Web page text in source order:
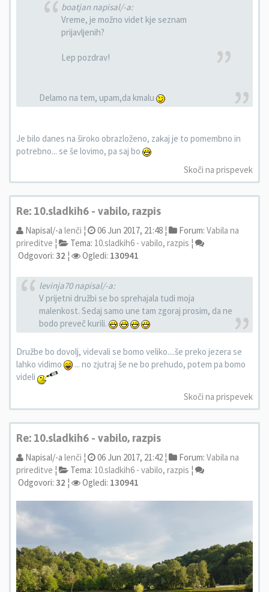
boatjan napisal/-a:
Vreme, je možno videt kje seznam
prijavljenih?
Lep pozdrav!
Delamo na tem, upam,da kmalu
Je bilo danes na široko obrazloženo, zakaj je to pomembno in
potrebno... se še lovimo, pa saj bo
Skoči na prispevek
Re: 10.sladkih6 - vabilo, razpis
Napisal/-a lenči ¦ 06 Jun 2017, 21:48 ¦ Forum: Vabila na
prireditve ¦ Tema: 10.sladkih6 - vabilo, razpis ¦
Odgovori: 32 ¦ Ogledi: 130941
levinja70 napisal/-a:
V prijetni družbi se bo sprehajala tudi moja
malenkost. Sedaj samo une tam zgoraj prosim, da ne
bodo preveč kurili.
Družbe bo dovolj, videvali se bomo veliko....še preko jezera se
lahko vidimo
... no zjutraj še ne bo prehudo, potem pa bomo
videli
Skoči na prispevek
Re: 10.sladkih6 - vabilo, razpis
Napisal/-a lenči ¦ 06 Jun 2017, 21:42 ¦ Forum: Vabila na
prireditve ¦ Tema: 10.sladkih6 - vabilo, razpis ¦
Odgovori: 32 ¦ Ogledi: 130941